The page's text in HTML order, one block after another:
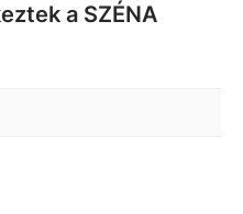
a SZÉNA